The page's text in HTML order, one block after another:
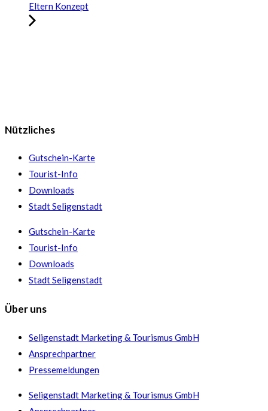
Eltern Konzept
Nützliches
Gutschein-Karte
Tourist-Info
Downloads
Stadt Seligenstadt
Gutschein-Karte
Tourist-Info
Downloads
Stadt Seligenstadt
Über uns
Seligenstadt Marketing & Tourismus GmbH
Ansprechpartner
Pressemeldungen
Seligenstadt Marketing & Tourismus GmbH